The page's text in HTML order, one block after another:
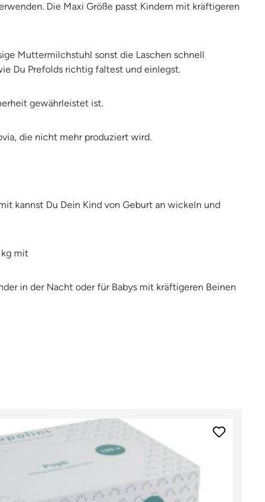
Die Maxi Größe passt Kindern mit kräftigeren
Muttermilchstuhl sonst die Laschen schnell
Du Prefolds richtig faltest und einlegst.
gewährleistet ist.
die nicht mehr produziert wird.
kannst Du Dein Kind von Geburt an wickeln und
kg mit
in der Nacht oder für Babys mit kräftigeren Beinen